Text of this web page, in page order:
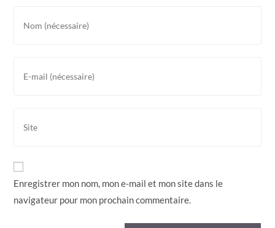
Enregistrer mon nom, mon e-mail et mon site dans le
navigateur pour mon prochain commentaire.